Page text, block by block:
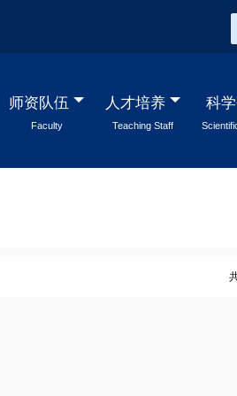
师资队伍
Faculty
人才培养
Teaching Staff
科